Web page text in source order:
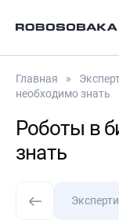
Главная
необходимо знать
Роботы в
знать
Go2 Edu
Plus
Go2-W